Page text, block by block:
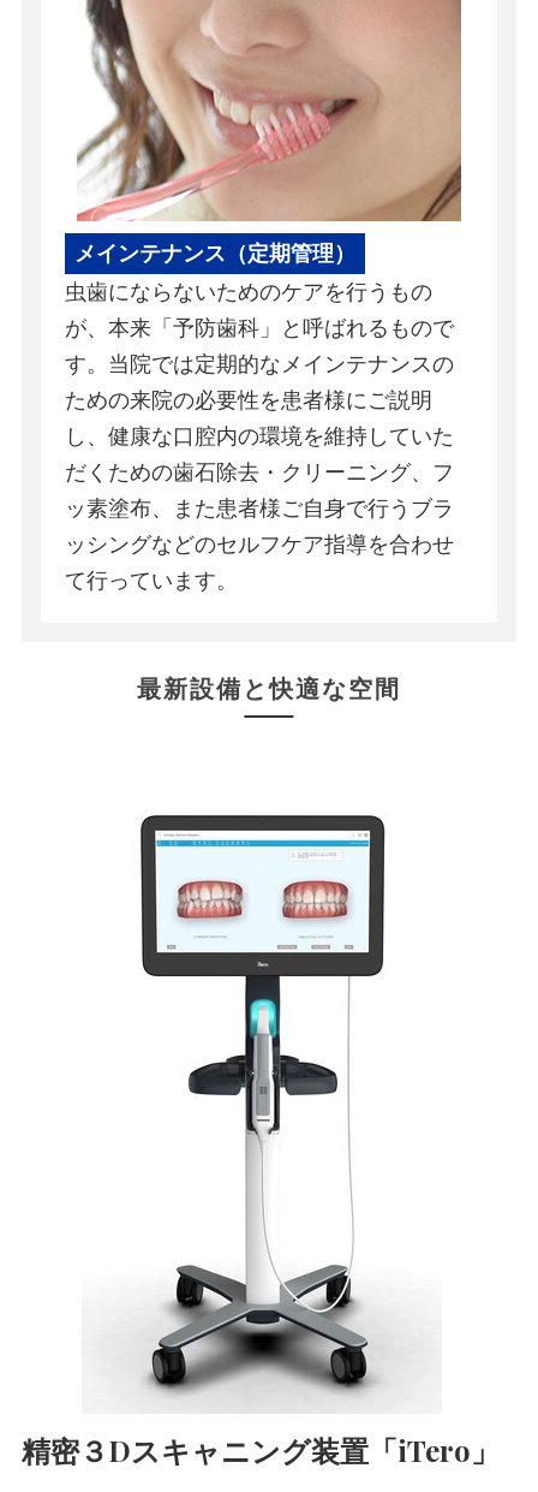
メインテナンス（定期管理）
虫歯にならないためのケアを行うもの
が、本来「予防歯科」と呼ばれるもので
す。当院では定期的なメインテナンスの
ための来院の必要性を患者様にご説明
し、健康な口腔内の環境を維持していた
だくための歯石除去・クリーニング、フ
ッ素塗布、また患者様ご自身で行うブラ
ッシングなどのセルフケア指導を合わせ
て行っています。
最新設備と快適な空間
精密３Dスキャニング装置「iTero」